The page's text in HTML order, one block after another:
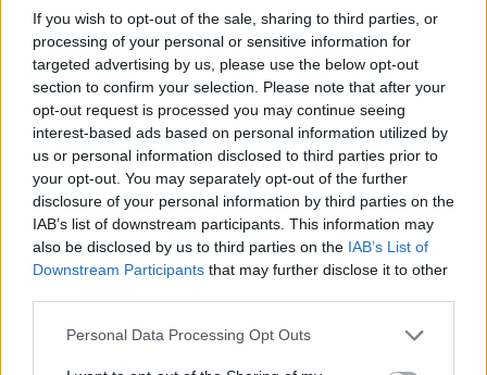
If you wish to opt-out of the sale, sharing to third parties, or
processing of your personal or sensitive information for
targeted advertising by us, please use the below opt-out
section to confirm your selection. Please note that after your
opt-out request is processed you may continue seeing
interest-based ads based on personal information utilized by
us or personal information disclosed to third parties prior to
your opt-out. You may separately opt-out of the further
disclosure of your personal information by third parties on the
IAB’s list of downstream participants. This information may
also be disclosed by us to third parties on the IAB’s List of
Downstream Participants that may further disclose it to other
Personal Data Processing Opt Outs
vetélkedőt (speciel nekem egy
szerzeményemmel, természetesen románul),
és bekerült hamarosan a legkedveltebb
„román” énekesek közé.
Nagy Mária a csíkszeredai Folk Grup 5
együttessel nyert díjat a Fiatal Zene
Fesztiválján, nálunk rendszeresen műsoron
volt, majd szólóénekesként a román zenei
szerkesztőség is felkapta és rendkívül
népszerű lett a románok körében is. Legszebb
befogadta a román showbusiness, bluesos
hangvételű, közel két oktáv terjedelmű